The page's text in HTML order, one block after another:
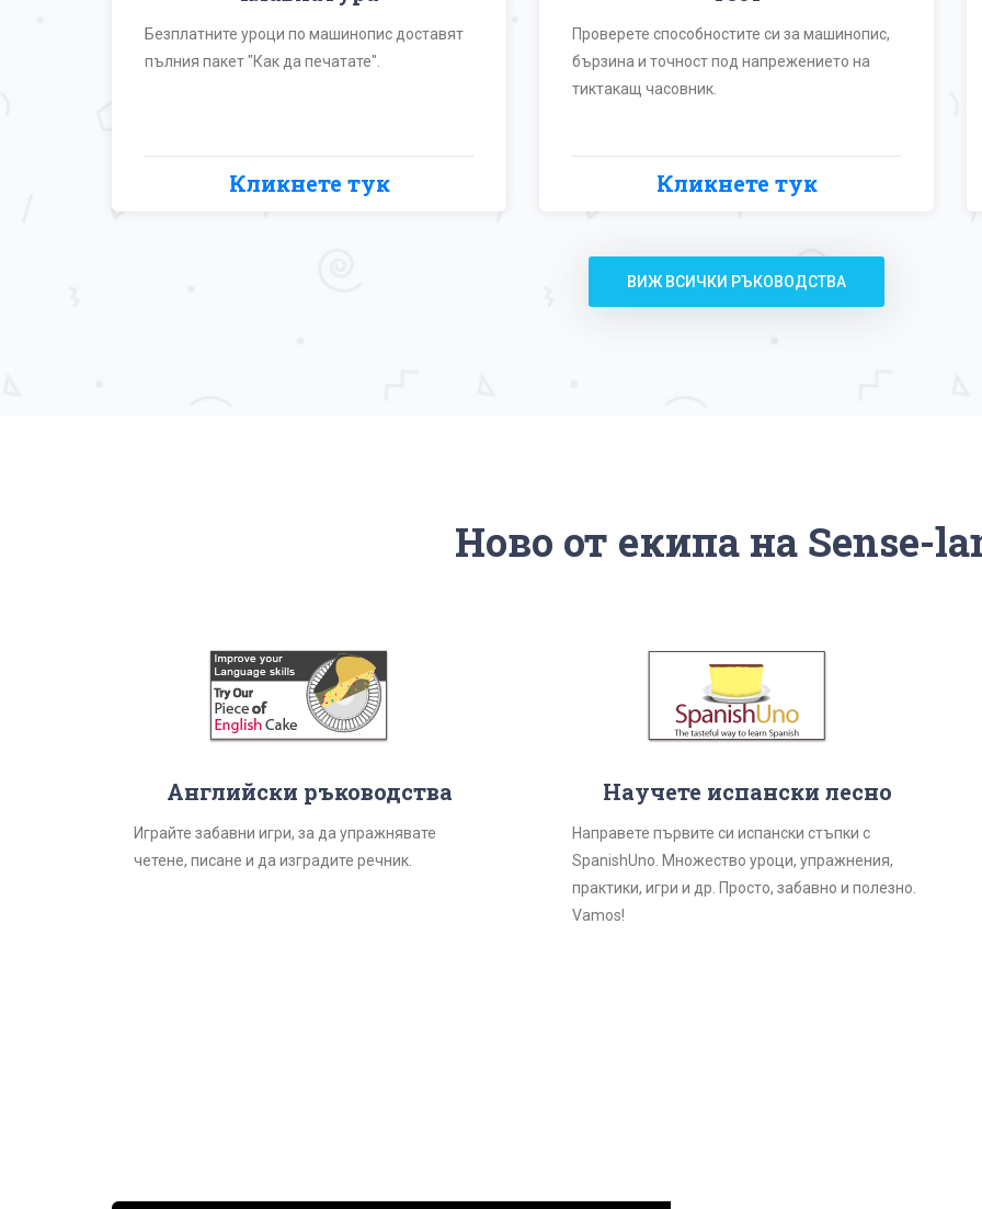
Безплатните уроци по машинопис доставят
пълния пакет "Как да печатате".
Кликнете тук
Проверете способностите си за машинопис,
бързина и точност под напрежението на
тиктакащ часовник.
Кликнете тук
ВИЖ ВСИЧКИ РЪКОВОДСТВА
Ново от екипа на Sense-
Английски ръководства
Играйте забавни игри, за да упражнявате
четене, писане и да изградите речник.
Научете испански лесно
Направете първите си испански стъпки с
SpanishUno. Множество уроци, упражнения,
практики, игри и др. Просто, забавно и полезно.
Vamos!